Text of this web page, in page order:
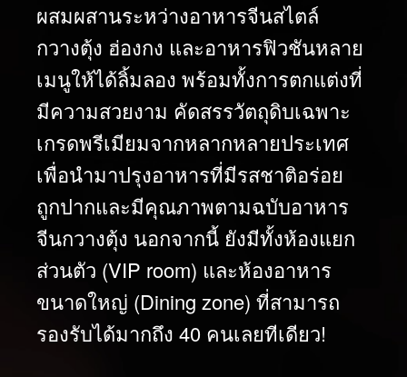
ผสมผสานระหว่างอาหารจีนสไตล์
กวางตุ้ง ฮ่องกง และอาหารฟิวชันหลาย
เมนูให้ได้ลิ้มลอง พร้อมทั้งการตกแต่งที่
มีความสวยงาม คัดสรรวัตถุดิบเฉพาะ
เกรดพรีเมียมจากหลากหลายประเทศ
เพื่อนำมาปรุงอาหารที่มีรสชาติอร่อย
ถูกปากและมีคุณภาพตามฉบับอาหาร
จีนกวางตุ้ง นอกจากนี้ ยังมีทั้งห้องแยก
ส่วนตัว (VIP room) และห้องอาหาร
ขนาดใหญ่ (Dining zone) ที่สามารถ
รองรับได้มากถึง 40 คนเลยทีเดียว!